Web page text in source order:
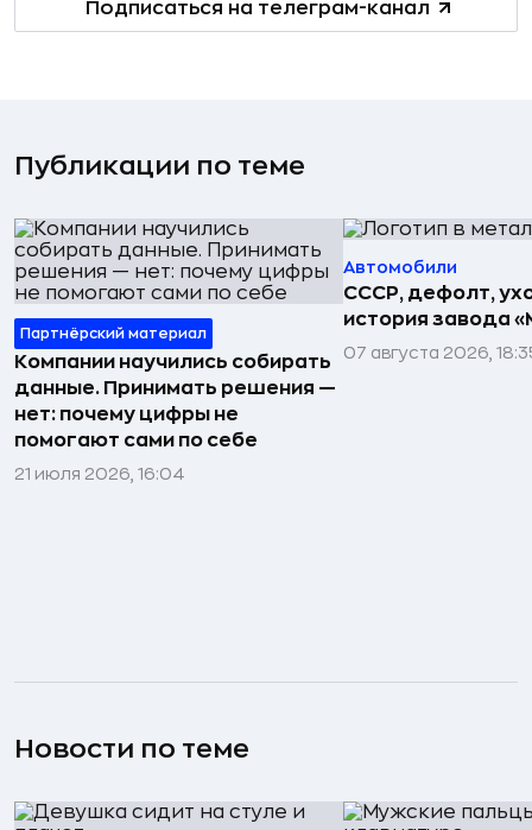
Подписаться на телеграм-канал
Публикации по теме
Партнёрский материал
Компании научились собирать
данные. Принимать решения —
нет: почему цифры не
помогают сами по себе
21 июля 2026, 16:04
Автомобили
СССР, дефолт,
история завода
07 августа 2026,
Новости по теме